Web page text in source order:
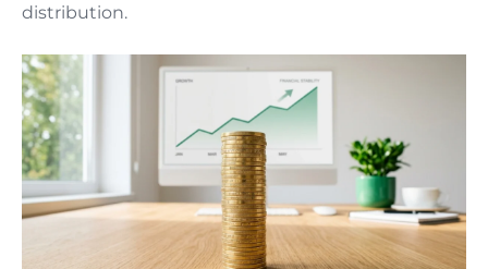
distribution.